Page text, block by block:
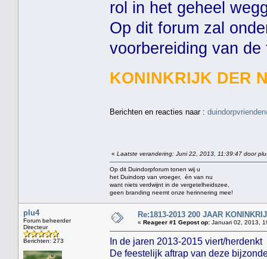
rol in het geheel
Op dit forum zal
voorbereiding van
KONINKRIJK DER
Berichten en reacties naar :
« Laatste verandering: Juni 22, 2013, 11:39:47 door
Op dit Duindorpforum tonen wij u
het Duindorp van vroeger, én van nu
want niets verdwijnt in de vergetelheidszee,
geen branding neemt onze herinnering mee!
plu4
Forum beheerder
Directeur
Berichten: 273
Re:1813-2013 200 JAAR
« Reageer #1 Gepost op: Januari 02, 2013,
In de jaren 2013-2015 viert/
De feestelijk aftrap van deze